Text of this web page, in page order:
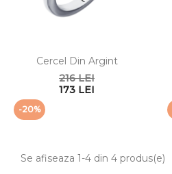
Cercel Din Argint
216 LEI
173 LEI
-20%
Se afiseaza 1-4 din 4 produs(e)